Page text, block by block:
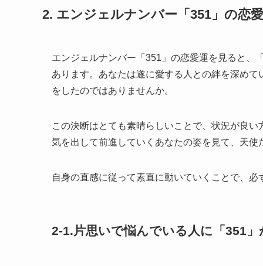
2. エンジェルナンバー「351」の恋
エンジェルナンバー「351」の恋愛運を見ると、
あります。あなたは遂に愛する人との絆を深め
をしたのではありませんか。
この決断はとても素晴らしいことで、状況が良
気を出して前進していくあなたの姿を見て、天
自身の直感に従って素直に動いていくことで、
2-1.片思いで悩んでいる人に「351」